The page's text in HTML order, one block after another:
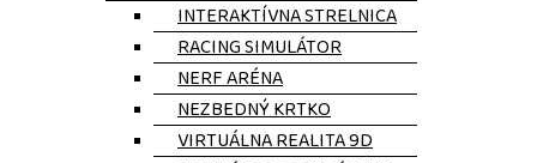
INTERAKTÍVNA STRELNICA
RACING SIMULÁTOR
NERF ARÉNA
NEZBEDNÝ KRTKO
VIRTUÁLNA REALITA 9D